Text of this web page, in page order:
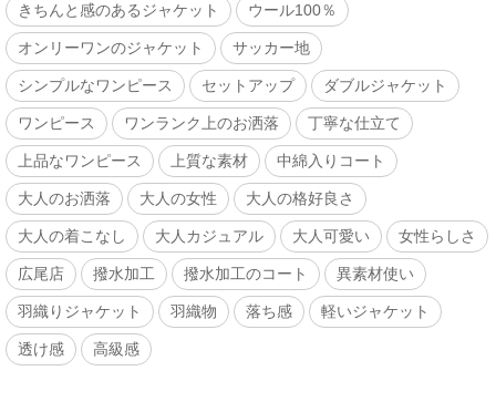
きちんと感のあるジャケット ウール100％
オンリーワンのジャケット サッカー地
シンプルなワンピース セットアップ ダブルジャケット
ワンピース ワンランク上のお洒落 丁寧な仕立て
上品なワンピース 上質な素材 中綿入りコート
大人のお洒落 大人の女性 大人の格好良さ
大人の着こなし 大人カジュアル 大人可愛い 女性らしさ
広尾店 撥水加工 撥水加工のコート 異素材使い
羽織りジャケット 羽織物 落ち感 軽いジャケット
透け感 高級感